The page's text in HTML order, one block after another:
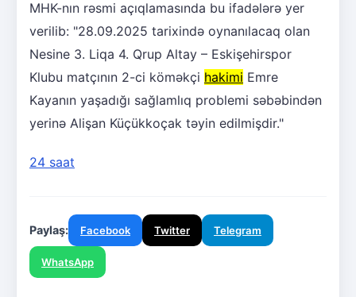
MHK-nın rəsmi açıqlamasında bu ifadələrə yer
verilib: "28.09.2025 tarixində oynanılacaq olan
Nesine 3. Liqa 4. Qrup Altay – Eskişehirspor
Klubu matçının 2-ci köməkçi hakimi Emre
Kayanın yaşadığı sağlamlıq problemi səbəbindən
yerinə Alişan Küçükkoçak təyin edilmişdir."
24 saat
Paylaş: Facebook Twitter Telegram
WhatsApp